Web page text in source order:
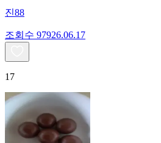
진88
조회수 97926.06.17
17